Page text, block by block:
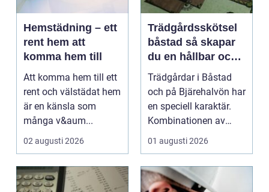
Hemstädning – ett
rent hem att
komma hem till
Att komma hem till ett
rent och välstädat hem
är en känsla som
många v&aum...
02 augusti 2026
Trädgårdsskötsel
båstad så skapar
du en hållbar och
vacker trädgård på
bjäre
Trädgårdar i Båstad
och på Bjärehalvön har
en speciell karaktär.
Kombinationen av
närheten till have...
01 augusti 2026